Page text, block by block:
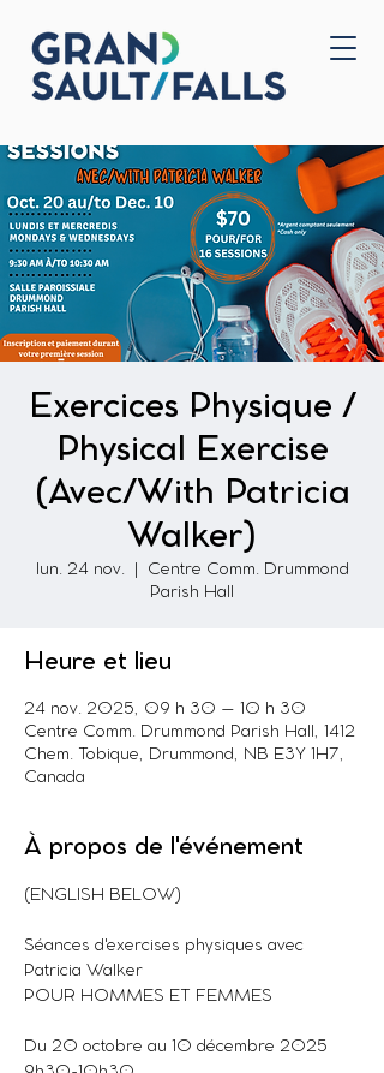
Accueil
Exercices Physique /
Physical Exercise
(Avec/With Patricia
Walker)
lun. 24 nov.
Centre Comm. Drummond
Parish Hall
Heure et lieu
24 nov. 2025, 09 h 30 – 10 h 30
Centre Comm. Drummond Parish Hall, 1412
Chem. Tobique, Drummond, NB E3Y 1H7,
Canada
À propos de l'événement
(ENGLISH BELOW)
Séances d'exercises physiques avec
Patricia Walker
POUR HOMMES ET FEMMES
Du 20 octobre au 10 décembre 2025